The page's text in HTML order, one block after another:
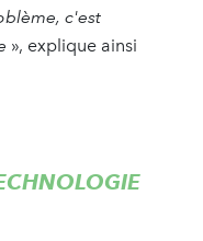
c'est
», explique ainsi